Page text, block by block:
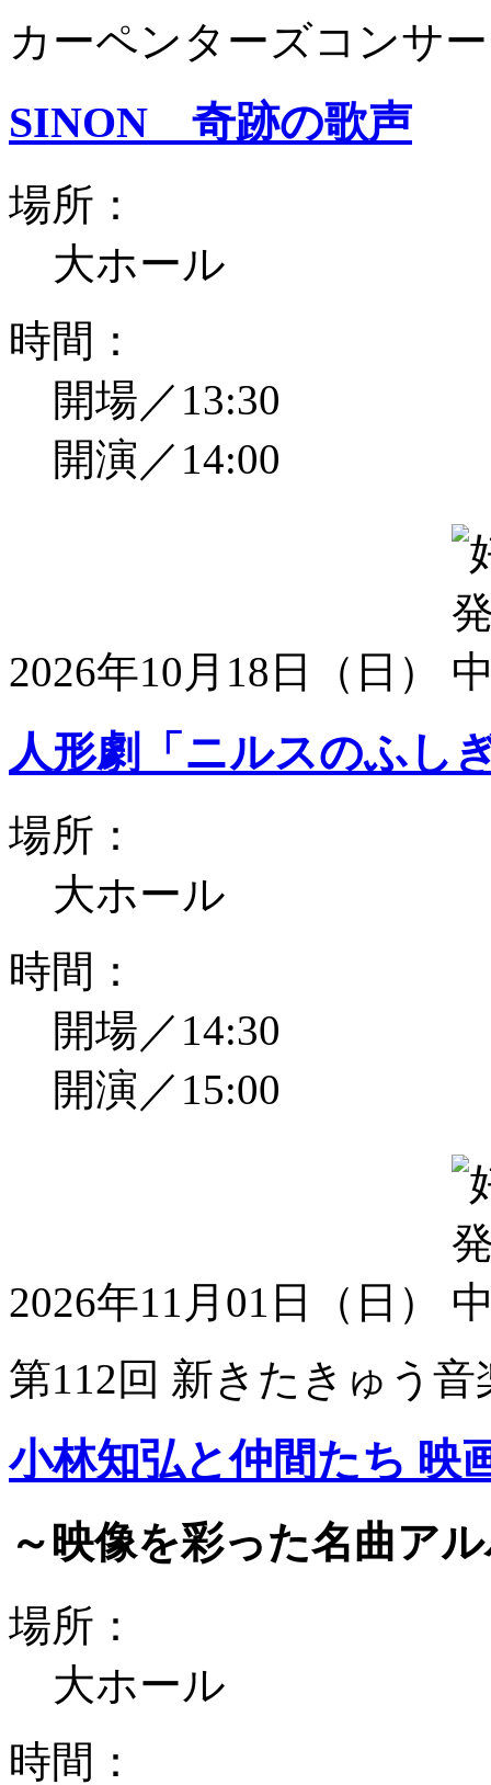
カーペンターズコンサ
SINON 奇跡の歌声
場所：
大ホール
時間：
開場／13:30
開演／14:00
2026年10月18日（日）
人形劇「ニルスのふし
場所：
大ホール
時間：
開場／14:30
開演／15:00
2026年11月01日（日）
第112回 新きたきゅう音
小林知弘と仲間たち 映
～映像を彩った名曲ア
場所：
大ホール
時間：